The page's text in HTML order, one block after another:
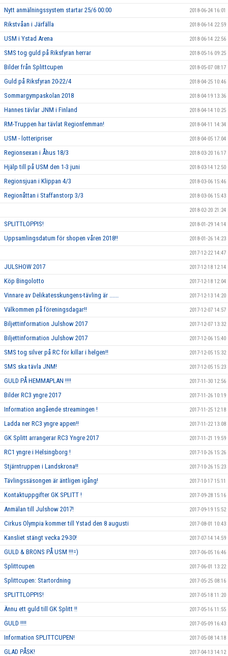
Nytt anmälningssystem startar 25/6 00:00 2018-06-24 16:01
Rikstvåan i Järfälla 2018-06-14 22:59
USM i Ystad Arena 2018-06-14 22:56
SMS tog guld på Riksfyran herrar 2018-05-16 09:25
Bilder från Splittcupen 2018-05-07 08:17
Guld på Riksfyran 20-22/4 2018-04-25 10:46
Sommargympaskolan 2018 2018-04-19 13:36
Hannes tävlar JNM i Finland 2018-04-14 10:25
RM-Truppen har tävlat Regionfemman! 2018-04-11 14:34
USM - lotteripriser 2018-04-05 17:04
Regionsexan i Åhus 18/3 2018-03-20 16:17
Hjälp till på USM den 1-3 juni 2018-03-14 12:50
Regionsjuan i Klippan 4/3 2018-03-06 15:46
Regionåttan i Staffanstorp 3/3 2018-03-06 15:43
2018-02-20 21:24
SPLITTLOPPIS! 2018-01-29 14:14
Uppsamlingsdatum för shopen våren 2018!! 2018-01-26 14:23
2017-12-22 14:47
JULSHOW 2017 2017-12-18 12:14
Köp Bingolotto 2017-12-18 12:04
Vinnare av Delikatesskungens-tävling är ...... 2017-12-13 14:20
Välkommen på föreningsdagar!! 2017-12-07 14:57
Biljettinformation Julshow 2017 2017-12-07 13:32
Biljettinformation Julshow 2017 2017-12-06 15:40
SMS tog silver på RC för killar i helgen!! 2017-12-05 15:32
SMS ska tävla JNM! 2017-12-05 15:23
GULD PÅ HEMMAPLAN !!!! 2017-11-30 12:56
Bilder RC3 yngre 2017 2017-11-26 10:19
Information angående streamingen ! 2017-11-25 12:18
Ladda ner RC3 yngre appen!! 2017-11-22 13:08
GK Splitt arrangerar RC3 Yngre 2017 2017-11-21 19:59
RC1 yngre i Helsingborg ! 2017-10-26 15:26
Stjärntruppen i Landskrona!! 2017-10-26 15:23
Tävlingssäsongen är äntligen igång! 2017-10-17 15:11
Kontaktuppgifter GK SPLITT ! 2017-09-28 15:16
Anmälan till Julshow 2017! 2017-09-19 15:52
Cirkus Olympia kommer till Ystad den 8 augusti 2017-08-01 10:43
Kansliet stängt vecka 29-30! 2017-07-14 14:59
GULD & BRONS PÅ USM !!!=) 2017-06-05 16:46
Splittcupen 2017-06-01 13:22
Splittcupen: Startordning 2017-05-25 08:16
SPLITTLOPPIS! 2017-05-18 11:20
Ännu ett guld till GK Splitt !! 2017-05-16 11:55
GULD !!!! 2017-05-09 16:43
Information SPLITTCUPEN! 2017-05-08 14:18
GLAD PÅSK! 2017-04-13 14:12